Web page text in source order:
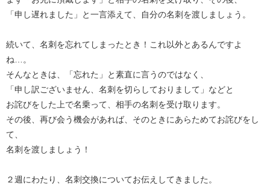
「申し遅れました」と一言添えて、自分の名刺を渡しましょう。
続いて、名刺を忘れてしまったとき！これ以外とあるんですよ
ね…。
そんなときは、「忘れた」と素直に言うのではなく、
「申し訳ございません、名刺を切らしておりまして」などと
お詫びをした上で名乗って、相手の名刺を受け取ります。
その後、再び会う機会があれば、そのときにあらためてお詫びをし
て、
名刺を渡しましょう！
２週にわたり、名刺交換についてお伝えしてきました。